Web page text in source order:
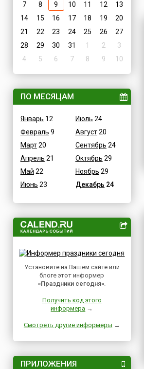
7
8 9 10 11 12
13
14
15 16 17 18 19
20
21
22 23 24 25 26
27
28
29 30 31 1 2
3
4
5 6 7 8 9 10
ПО МЕСЯЦАМ
Январь 12
Февраль 9
Март20
Апрель 21
Май 22
Июнь 23
Июль 24
Август20
Сентябрь 24
Октябрь 29
Ноябрь 29
Декабрь 24
Установите на Вашем сайте или
блоге этот информер
«Праздники сегодня».
Получить код этого
информера →
Смотреть другие информеры →
ПРИЛОЖЕНИЯ